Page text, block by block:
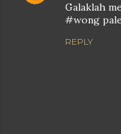
Galaklah
#wong
REPLY